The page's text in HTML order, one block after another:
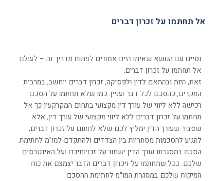
אל תחתמו על זכרון דברים
נסיים עם הנושא שאיתו היינו אמורים לפתוח מדריך זה – לעולם
אל תחתמו על זכרון דברים.
זאת, היות ובהתאם לדין ולפסיקה, זכרון דברים ייחשב, במרבית
המקרים, כהסכם לכל דבר ועניין. כמו שלא תחתמו על הסכם
רכישה ללא ליווי של עורך דין מקצועי בתחום המקרקעין כך אל
תחתמו על זכרון דברים ללא ליווי מקצועי של עורך דין, אלא
שסביר שעורך הדין ימליץ לכם שלא לחתום על זכרון דברים,
להגיע להסכמות מסחריות בין הצדדים ולהתקדם למו"מ לחתימת
הסכם במסגרתו עורך הדין ישמור על זכויותיכם ועל האינטרסים
שלכם. ככל שתחתמו על זיכרון דברים הדבר יצמצם את כוח
המיקוח שלכם במסגרת המו"מ לחתימת ההסכם.